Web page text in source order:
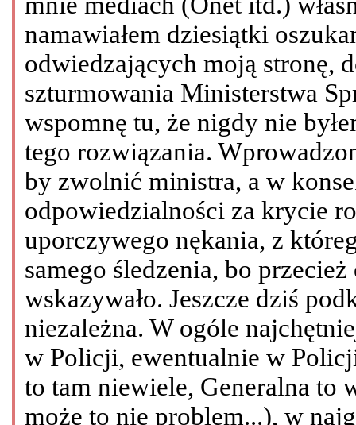
namawiałem dziesiątki
odwiedzających moją stronę,
szturmowania Ministerstwa
wspomnę tu, że nigdy nie
tego rozwiązania.
by zwolnić ministra, a w
odpowiedzialności za krycie
uporczywego nękania, z
samego śledzenia, bo
wskazywało. Jeszcze dziś
niezależna. W ogóle
w Policji, ewentualnie w
to tam niewiele, Generalna to
może to nie problem...), w